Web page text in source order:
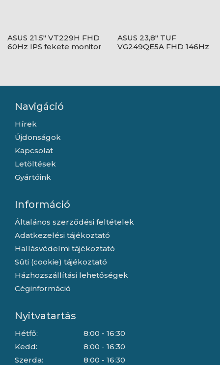
ASUS 21,5" VT229H FHD
60Hz IPS fekete monitor
ASUS 23,8" TUF
VG249QE5A FHD 146Hz
Navigáció
Hírek
Újdonságok
Kapcsolat
Letöltések
Gyártóink
Információ
Általános szerződési feltételek
Adatkezelési tájékoztató
Hallásvédelmi tájékoztató
Süti (cookie) tájékoztató
Házhozszállítási lehetőségek
Céginformáció
Nyitvatartás
Hétfő:
Kedd:
Szerda:
8:00 - 16:30
8:00 - 16:30
8:00 - 16:30